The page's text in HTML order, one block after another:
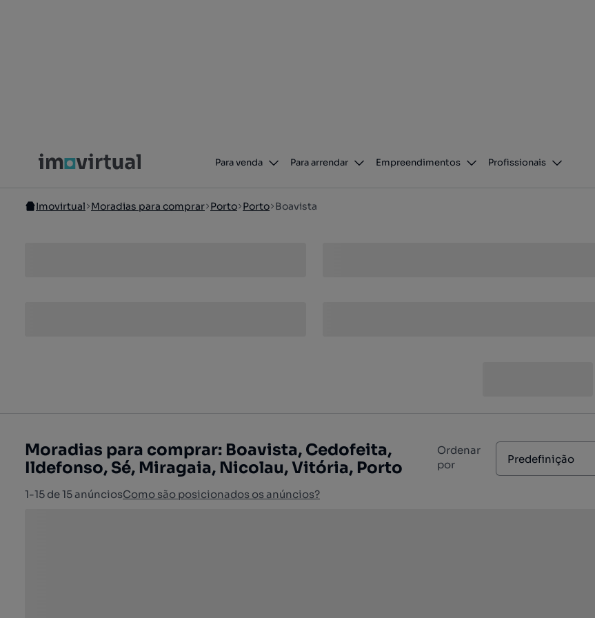
Para venda Para arrendar Empreendimentos Profissionais
Imovirtual Moradias para comprar Porto Porto Boavista
Moradias para comprar: Boavista, Cedofeita,
Ildefonso, Sé, Miragaia, Nicolau, Vitória, Porto
1-15 de 15 anúnciosComo são posicionados os anúncios?
Ordenar
por
Predefinição